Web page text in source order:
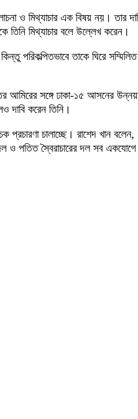
ও মিথ্যাচার এক বিষয় নয়। তার
তিনি মিথ্যাচার বলে উল্লেখ করেন।
তাকে ঘিরে সম্মিলিত
আমিরের সঙ্গে ঢাকা-১৫ আসনের
দাবি করেন তিনি।
চালাচ্ছে। রাশেদ খান
ও পতিত স্বৈরাচারের দল সব